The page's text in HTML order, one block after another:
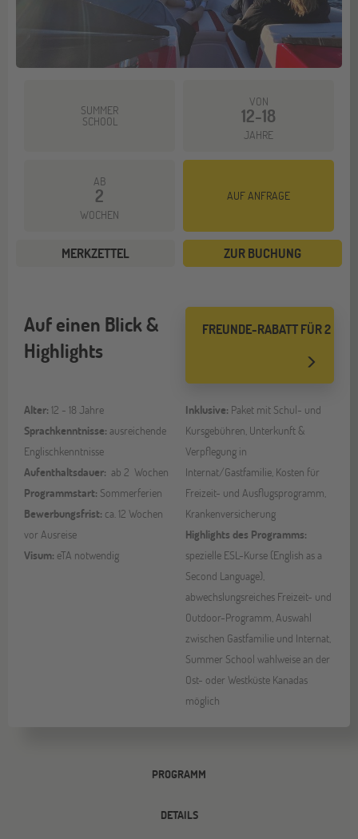
SUMMER
SCHOOL
VON
12-18
JAHRE
AB
2
WOCHEN
AUF ANFRAGE
MERKZETTEL ZUR BUCHUNG
FREUNDE-RABATT FÜR 2
Auf einen Blick &
Highlights
Alter: 12 - 18 Jahre
Sprachkenntnisse: ausreichende
Englischkenntnisse
Aufenthaltsdauer: ab 2 Wochen
Programmstart: Sommerferien
Bewerbungsfrist: ca. 12 Wochen
vor Ausreise
Visum: eTA notwendig
Inklusive: Paket mit Schul- und
Kursgebühren, Unterkunft &
Verpflegung in
Internat/Gastfamilie, Kosten für
Freizeit- und Ausflugsprogramm,
Krankenversicherung
Highlights des Programms:
spezielle ESL-Kurse (English as a
Second Language),
abwechslungsreiches Freizeit- und
Outdoor-Programm, Auswahl
zwischen Gastfamilie und Internat,
Summer School wahlweise an der
Ost- oder Westküste Kanadas
möglich
PROGRAMM
DETAILS